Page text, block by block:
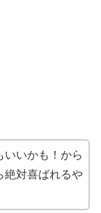
いいかも！から
絶対喜ばれるや